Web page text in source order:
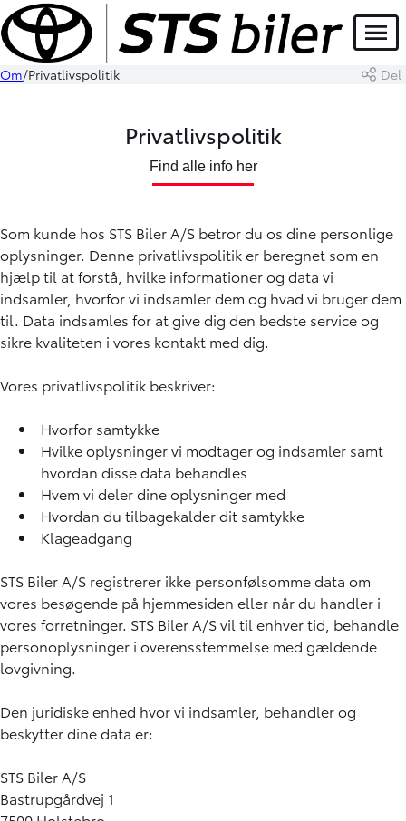
Menu
Om Privatlivspolitik Del
Privatlivspolitik
Find alle info her
Som kunde hos STS Biler A/S betror du os dine personlige
oplysninger. Denne privatlivspolitik er beregnet som en
hjælp til at forstå, hvilke informationer og data vi
indsamler, hvorfor vi indsamler dem og hvad vi bruger dem
til. Data indsamles for at give dig den bedste service og
sikre kvaliteten i vores kontakt med dig.
Vores privatlivspolitik beskriver:
Hvorfor samtykke
Hvilke oplysninger vi modtager og indsamler samt
hvordan disse data behandles
Hvem vi deler dine oplysninger med
Hvordan du tilbagekalder dit samtykke
Klageadgang
STS Biler A/S registrerer ikke personfølsomme data om
vores besøgende på hjemmesiden eller når du handler i
vores forretninger. STS Biler A/S vil til enhver tid, behandle
personoplysninger i overensstemmelse med gældende
lovgivning.
Den juridiske enhed hvor vi indsamler, behandler og
beskytter dine data er:
STS Biler A/S
Bastrupgårdvej 1